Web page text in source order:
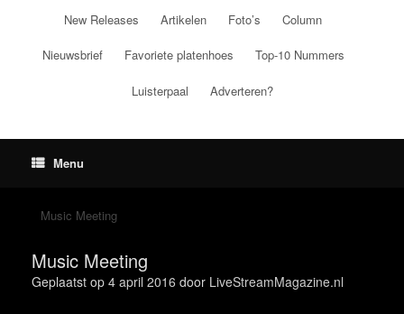
New Releases Artikelen Foto’s Column
Nieuwsbrief Favoriete platenhoes Top-10 Nummers
Luisterpaal Adverteren?
Menu
Music Meeting
Music Meeting
Geplaatst op 4 april 2016 door LiveStreamMagazine.nl